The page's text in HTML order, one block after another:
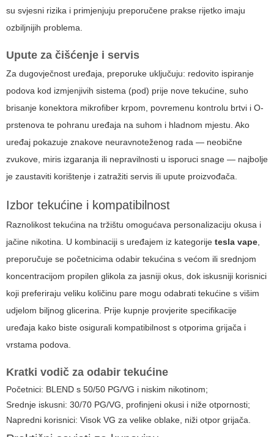
su svjesni rizika i primjenjuju preporučene prakse rijetko imaju
ozbiljnijih problema.
Upute za čišćenje i servis
Za dugovječnost uređaja, preporuke uključuju: redovito ispiranje
podova kod izmjenjivih sistema (pod) prije nove tekućine, suho
brisanje konektora mikrofiber krpom, povremenu kontrolu brtvi i O-
prstenova te pohranu uređaja na suhom i hladnom mjestu. Ako
uređaj pokazuje znakove neuravnoteženog rada — neobične
zvukove, miris izgaranja ili nepravilnosti u isporuci snage — najbolje
je zaustaviti korištenje i zatražiti servis ili upute proizvođača.
Izbor tekućine i kompatibilnost
Raznolikost tekućina na tržištu omogućava personalizaciju okusa i
jačine nikotina. U kombinaciji s uređajem iz kategorije tesla vape,
preporučuje se početnicima odabir tekućina s većom ili srednjom
koncentracijom propilen glikola za jasniji okus, dok iskusniji korisnici
koji preferiraju veliku količinu pare mogu odabrati tekućine s višim
udjelom biljnog glicerina. Prije kupnje provjerite specifikacije
uređaja kako biste osigurali kompatibilnost s otporima grijača i
vrstama podova.
Kratki vodič za odabir tekućine
Početnici: BLEND s 50/50 PG/VG i niskim nikotinom;
Srednje iskusni: 30/70 PG/VG, profinjeni okusi i niže otpornosti;
Napredni korisnici: Visok VG za velike oblake, niži otpor grijača.